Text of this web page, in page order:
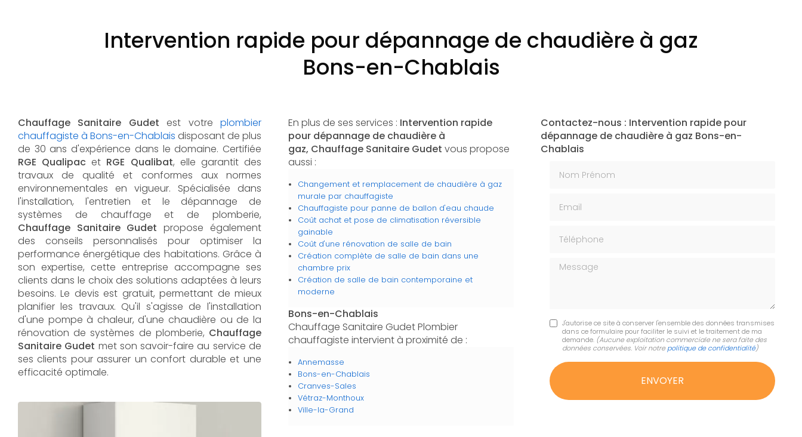
Intervention rapide pour dépannage de chaudière à gaz
Bons-en-Chablais
Chauffage Sanitaire Gudet est votre plombier
chauffagiste à Bons-en-Chablais disposant de plus
de 30 ans d'expérience dans le domaine. Certifiée
RGE Qualipac et RGE Qualibat, elle garantit des
travaux de qualité et conformes aux normes
environnementales en vigueur. Spécialisée dans
l'installation, l'entretien et le dépannage de
systèmes de chauffage et de plomberie,
Chauffage Sanitaire Gudet propose également
des conseils personnalisés pour optimiser la
performance énergétique des habitations. Grâce à
son expertise, cette entreprise accompagne ses
clients dans le choix des solutions adaptées à leurs
besoins. Le devis est gratuit, permettant de mieux
planifier les travaux. Qu'il s'agisse de l'installation
d'une pompe à chaleur, d'une chaudière ou de la
rénovation de systèmes de plomberie, Chauffage
Sanitaire Gudet met son savoir-faire au service de
ses clients pour assurer un confort durable et une
efficacité optimale.
En plus de ses services : Intervention rapide
pour dépannage de chaudière à
gaz, Chauffage Sanitaire Gudet vous propose
aussi :
Changement et remplacement de chaudière à gaz
murale par chauffagiste
Chauffagiste pour panne de ballon d'eau chaude
Coût achat et pose de climatisation réversible
gainable
Coût d'une rénovation de salle de bain
Création complète de salle de bain dans une
chambre prix
Création de salle de bain contemporaine et
moderne
Bons-en-Chablais
Chauffage Sanitaire Gudet Plombier
chauffagiste intervient à proximité de :
Annemasse
Bons-en-Chablais
Cranves-Sales
Vétraz-Monthoux
Ville-la-Grand
Contactez-nous : Intervention rapide pour
dépannage de chaudière à gaz Bons-en-
Chablais
Message
J'autorise ce site à conserver l'ensemble des données transmises
dans ce formulaire pour faciliter le suivi et le traitement de ma
demande. (Aucune exploitation commerciale ne sera faite des
données conservées. Voir notre politique de confidentialité)